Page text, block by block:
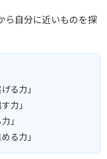
ら自分に近いものを探
る力」
力」
」
る力」